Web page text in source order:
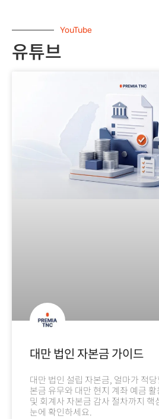
YouTube
유튜브
대만 법인 자본금 가이드
대만 법인 설립 자본금, 얼마가 적
본금 유무와 대만 현지 계좌 예금
및 회계사 자본금 감사 절차까지 핵
눈에 확인하세요.